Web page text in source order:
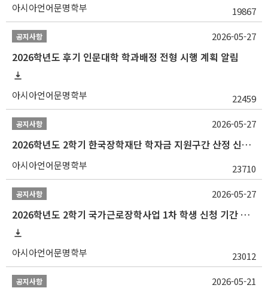
아시아언어문명학부 19867
공지사항
2026학년도 후기 인문대학 학과배정 전형 시행 계획 알림
아시아언어문명학부 22459
2026-05-27
공지사항
2026학년도 2학기 한국장학재단 학자금 지원구간 산정 신청 안내
아시아언어문명학부 23710
2026-05-27
공지사항
2026학년도 2학기 국가근로장학사업 1차 학생 신청 기간 안내
아시아언어문명학부 23012
2026-05-27
공지사항 2026-05-21